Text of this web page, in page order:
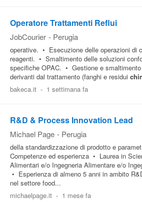
Operatore Trattamenti Reflui
JobCourier - Perugia
operative. • Esecuzione delle operazioni di
reagenti. • Smaltimento delle soluzioni
specifiche OPAC. • Gestione e
derivanti dal trattamento (fanghi e residui
bakeca.it - 1 settimana fa
R&D & Process Innovation Lead
Michael Page - Perugia
della standardizzazione di prodotto e
Competenze ed esperienza • Laurea in
Alimentari e/o Ingegneria Alimentare e/o
• Esperienza di almeno 5 anni in ambito
nel settore food...
michaelpage.it - 1 mese fa